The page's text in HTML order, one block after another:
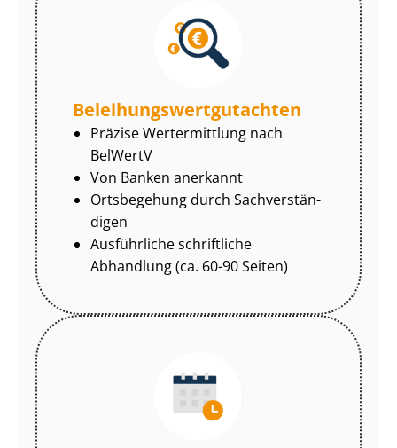
Be­lei­hungs­wert­gut­ach­ten
Präzise Wertermittlung nach
BelWertV
Von Banken anerkannt
Ortsbegehung durch Sach­ver­stän­
di­gen
Ausführliche schriftliche
Abhandlung (ca. 60-90 Seiten)